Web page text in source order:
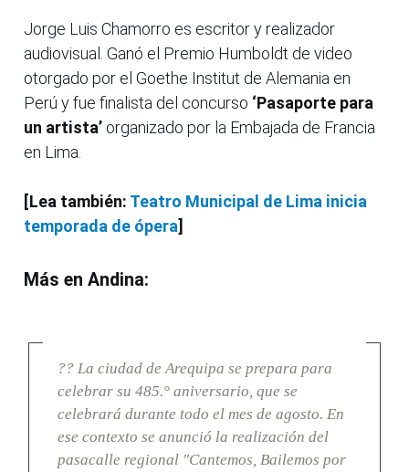
Jorge Luis Chamorro es escritor y realizador
audiovisual. Ganó el Premio Humboldt de video
otorgado por el Goethe Institut de Alemania en
Perú y fue finalista del concurso ‘Pasaporte para
un artista’ organizado por la Embajada de Francia
en Lima.
[Lea también: Teatro Municipal de Lima inicia
temporada de ópera]
Más en Andina:
?? La ciudad de Arequipa se prepara para
celebrar su 485.° aniversario, que se
celebrará durante todo el mes de agosto. En
ese contexto se anunció la realización del
pasacalle regional "Cantemos, Bailemos por